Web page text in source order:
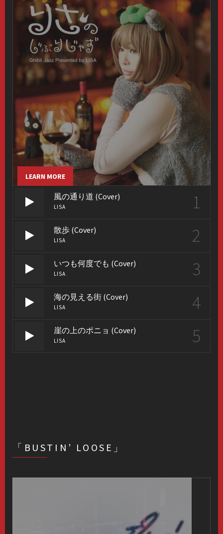
LEARN MORE
風の通り道 (Cover)
LISA 1
散歩 (Cover)
LISA 2
いつも何度でも (Cover)
LISA 3
海の見える街 (Cover)
LISA 4
崖の上のポニョ (Cover)
LISA 5
「BUSTIN’ LOOSE」